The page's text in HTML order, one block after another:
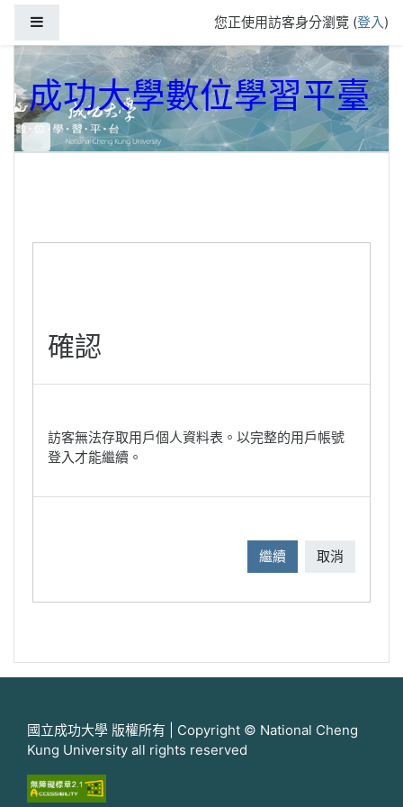
您正使用訪客身分瀏覽 (登入)
成功大學數位學習平臺
確認
訪客無法存取用戶個人資料表。以完整的用戶帳號
登入才能繼續。
繼續 取消
國立成功大學 版權所有 | Copyright © National Cheng
Kung University all rights reserved